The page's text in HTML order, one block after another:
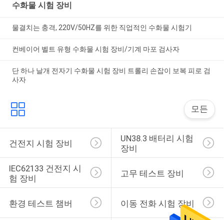
수화물 시험 장비
물결치는 충격, 220V/50HZ를 위한 직업적인 수화물 시험기
컨베이어 벨트 유형 수화물 시험 장비/기계 마포 검사자
단 하나 날개 전자기 수화물 시험 장비 트롤리 손잡이 보복 피로 검
사자
모든
건전지 시험 장비
UN38.3 배터리 시험
장비
IEC62133 건전지 시
험 장비
고무 테스트 장비
환경 테스트 챔버 이동 전화 시험 장비